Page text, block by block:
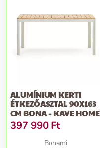
ALUMÍNIUM KERTI
ÉTKEZŐASZTAL 90X163
CM BONA – KAVE HOME
397 990 Ft
Bonami